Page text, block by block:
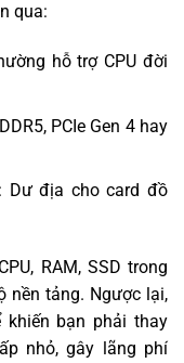
qua:
hỗ trợ CPU đời
PCIe Gen 4 hay
: Dư địa cho card đồ
RAM, SSD trong
nền tảng. Ngược lại,
khiến bạn phải thay
nhỏ, gây lãng phí